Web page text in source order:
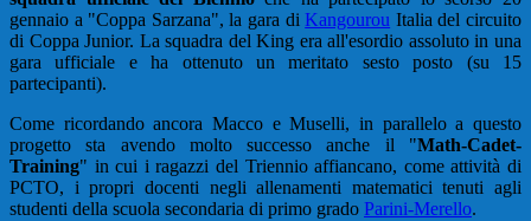
gennaio a "Coppa Sarzana", la gara diKangourou Italia del circuito
di Coppa Junior. La squadra del King era all'esordio assoluto in una
gara ufficiale e ha ottenuto un meritato sesto posto (su 15
partecipanti).
Come ricordando ancora Macco e Muselli, in parallelo a questo
progetto sta avendo molto successo anche il "Math-Cadet-
Training" in cui i ragazzi del Triennio affiancano, come attività di
PCTO, i propri docenti negli allenamenti matematici tenuti agli
studenti della scuola secondaria di primo grado Parini-Merello.